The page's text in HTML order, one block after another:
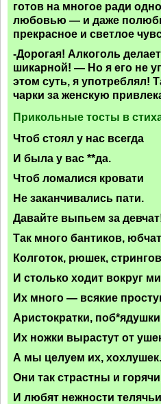
готов на многое ради
любовью — и даже
прекрасное и светлое
-Дорогая! Алкоголь
шикарной! — Но я его не
этом суть, я употреблял!
чарки за женскую
Прикольные тосты в
Чтоб стоял у нас всегда
И была у вас **да.
Чтоб ломалися кровати
Не заканчивались пати.
Давайте выпьем за
Так много бантиков,
Колготок, рюшек,
И столько ходит вокруг
Их много — всякие
Аристократки,
Их ножки вырастут от
А мы целуем их, хохлушек.
Они так страстны и
И любят нежности